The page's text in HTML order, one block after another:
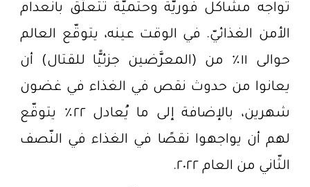
تواجه مشاكل فوريّة وحتميّة تتعلّق بانعدام
الأمن الغذائيّ. في الوقت عينه، يتوقّع العالم
حوالى ١١٪ من (المعرَّضين جزئيًّا للقتال) أن
يعانوا من حدوث نقص في الغذاء في غضون
شهرين، بالإضافة إلى ما يُعادل ٢٢٪ يتوقّع
لهم أن يواجهوا نقصًا في الغذاء في النّصف
الثّاني من العام ٢٠٢٢.